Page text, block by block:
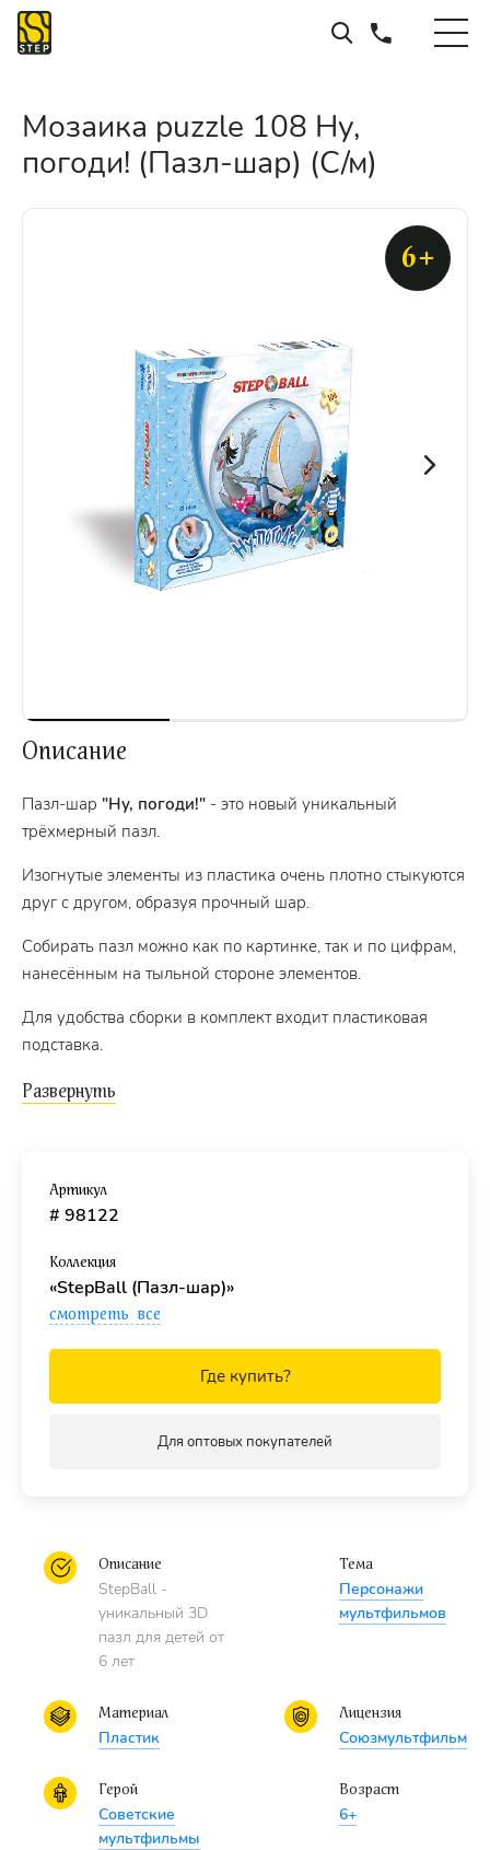
Мозаика puzzle 108 Ну,
погоди! (Пазл-шар) (С/м)
6+
Описание
Пазл-шар "Ну, погоди!" - это новый уникальный
трёхмерный пазл.
Изогнутые элементы из пластика очень плотно стыкуются
друг с другом, образуя прочный шар.
Собирать пазл можно как по картинке, так и по цифрам,
нанесённым на тыльной стороне элементов.
Для удобства сборки в комплект входит пластиковая
подставка.
Диаметр пазла - 14 см.
Артикул
# 98122
Коллекция
«StepBall (Пазл-шар)»
смотреть все
Где купить?
Для оптовых покупателей
Описание
StepBall -
уникальный 3D
пазл для детей от
6 лет
Тема
Персонажи
мультфильмов
Материал
Пластик
Лицензия
Союзмультфильм
Герой
Советские
мультфильмы
Возраст
6+